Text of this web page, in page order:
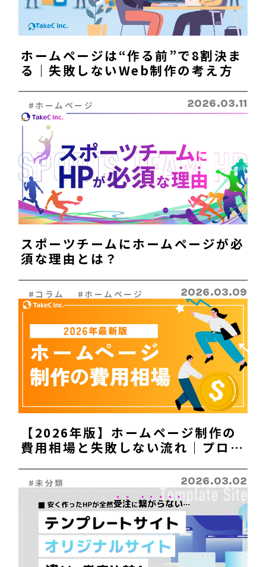
ホームページは“作る前”で8割決ま
る｜失敗しないWeb制作の考え方
#ホームページ 2026.03.11
スポーツチームにホームページが必
須な理由とは？
#コラム #ホームページ 2026.03.09
【2026年版】ホームページ制作の
費用相場と失敗しない流れ｜プロが
#未分類 2026.03.02